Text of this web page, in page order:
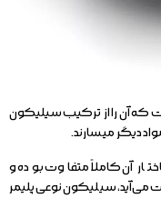
که آن را از ترکیب سیلیکون
دیگر میسارند.
آن کاملاً متفاوت بوده و
می‌آید، سیلیکون نوعی پلیمر